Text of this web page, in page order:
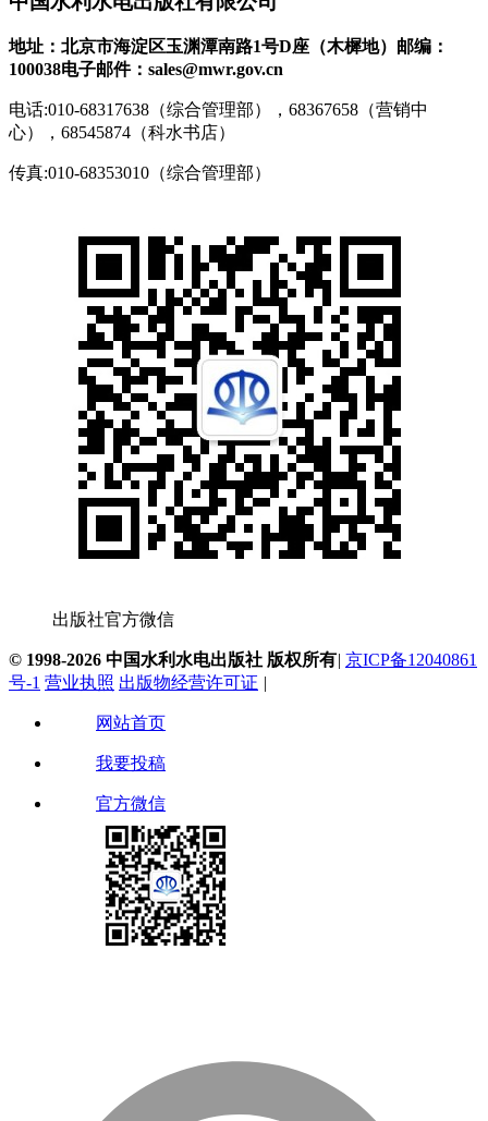
地址：北京市海淀区玉渊潭南路1号D座（木樨地） 邮编：
100038电子邮件：sales@mwr.gov.cn
电话:010-68317638（综合管理部），68367658（营销中
心），68545874（科水书店）
传真:010-68353010（综合管理部）
出版社官方微信
© 1998-2026 中国水利水电出版社 版权所有| 京ICP备12040861
号-1 营业执照 出版物经营许可证 |
网站首页
我要投稿
官方微信